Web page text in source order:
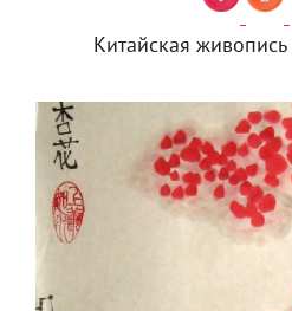
Китайская живопись